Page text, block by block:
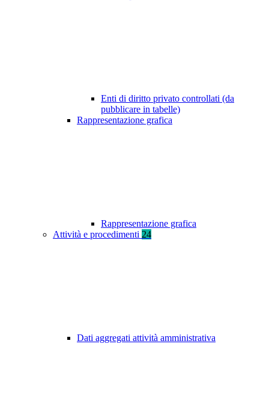
Enti di diritto privato controllati (da
pubblicare in tabelle)
Rappresentazione grafica
Rappresentazione grafica
Attività e procedimenti 24
Dati aggregati attività amministrativa